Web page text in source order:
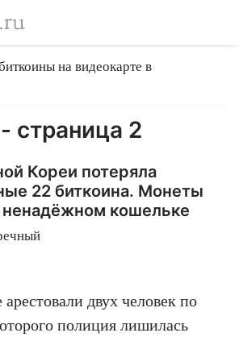
на видеокарте в
страница 2
Кореи потеряла
22 биткоина. Монеты
ненадёжном кошельке
двух человек по
полиция лишилась